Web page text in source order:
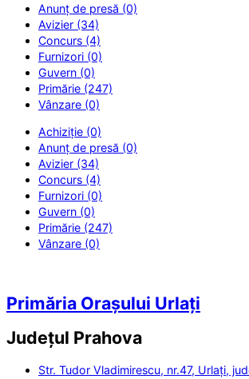
Anunț de presă (0)
Avizier (34)
Concurs (4)
Furnizori (0)
Guvern (0)
Primărie (247)
Vânzare (0)
Achiziție (0)
Anunț de presă (0)
Avizier (34)
Concurs (4)
Furnizori (0)
Guvern (0)
Primărie (247)
Vânzare (0)
Primăria Orașului Urlați
Județul Prahova
Str. Tudor Vladimirescu, nr.47, Urlați,